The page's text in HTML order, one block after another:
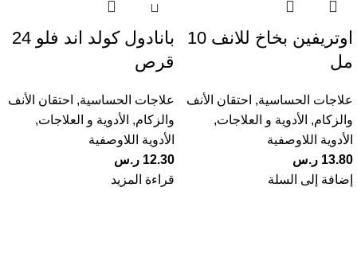
اوتريفين بخاخ للانف 10
مل
علاجات الحساسية, احتقان الأنف
والزكام, الأدوية و العلاجات,
الأدوية اللاوصفية
13.80 ر.س
إضافة إلى السلة
بانادول كولد اند فلو 24
قرص
علاجات الحساسية, احتقان الأنف
والزكام, الأدوية و العلاجات,
الأدوية اللاوصفية
12.30 ر.س
قراءة المزيد